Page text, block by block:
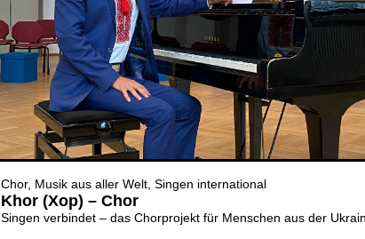
Chor Musik aus aller Welt Singen international
Khor (Xop) – Chor
Singen verbindet – das Chorprojekt für Menschen aus der